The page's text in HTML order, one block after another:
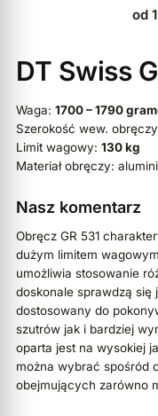
od
DT Swiss
Waga:1700 – 1790
Szerokość wew.
Limit wagowy:130 kg
Materiał obręczy:
Nasz komentarz
Obręcz GR 531
dużym limitem
umożliwia stosowanie
doskonale sprawdzą
dostosowany do
szutrów jak i bardziej
oparta jest na wysokiej
można wybrać spośród
obejmujących zarówno